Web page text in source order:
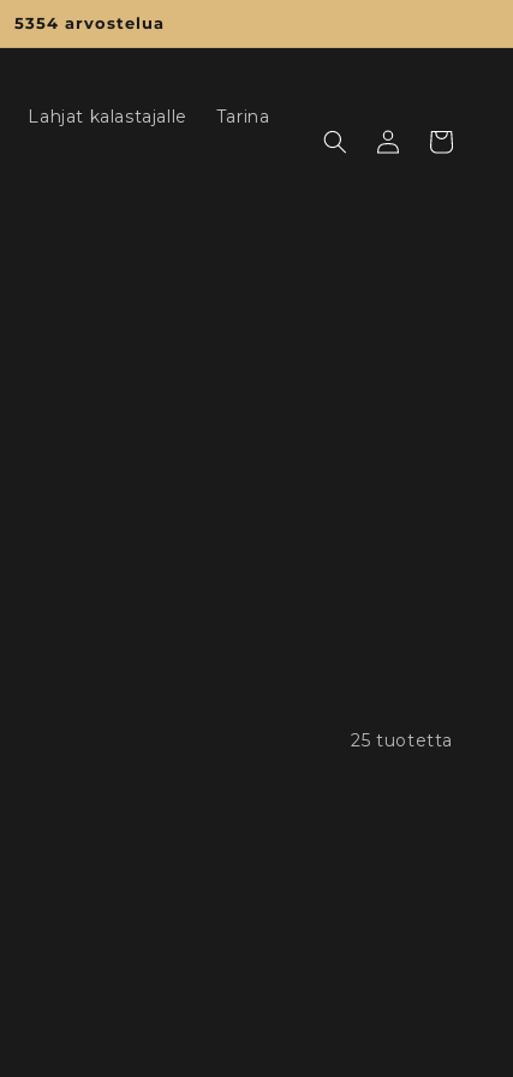
5354 arvostelua
Lahjat kalastajalle Tarina
sisään
Ostoskori
25 tuotetta